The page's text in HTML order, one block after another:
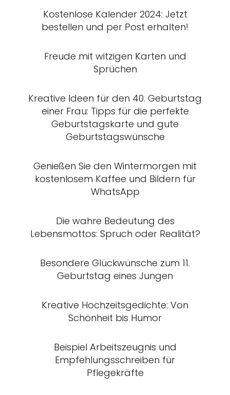
Kostenlose Kalender 2024: Jetzt
bestellen und per Post erhalten!
Freude mit witzigen Karten und
Sprüchen
Kreative Ideen für den 40. Geburtstag
einer Frau: Tipps für die perfekte
Geburtstagskarte und gute
Geburtstagswünsche
Genießen Sie den Wintermorgen mit
kostenlosem Kaffee und Bildern für
WhatsApp
Die wahre Bedeutung des
Lebensmottos: Spruch oder Realität?
Besondere Glückwünsche zum 11.
Geburtstag eines Jungen
Kreative Hochzeitsgedichte: Von
Schönheit bis Humor
Beispiel Arbeitszeugnis und
Empfehlungsschreiben für
Pflegekräfte